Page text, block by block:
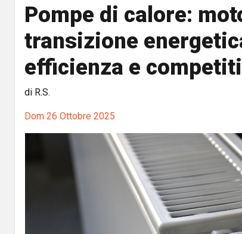
Pompe di calore:
transizione
efficienza e
di R.S.
Dom 26 Ottobre 2025